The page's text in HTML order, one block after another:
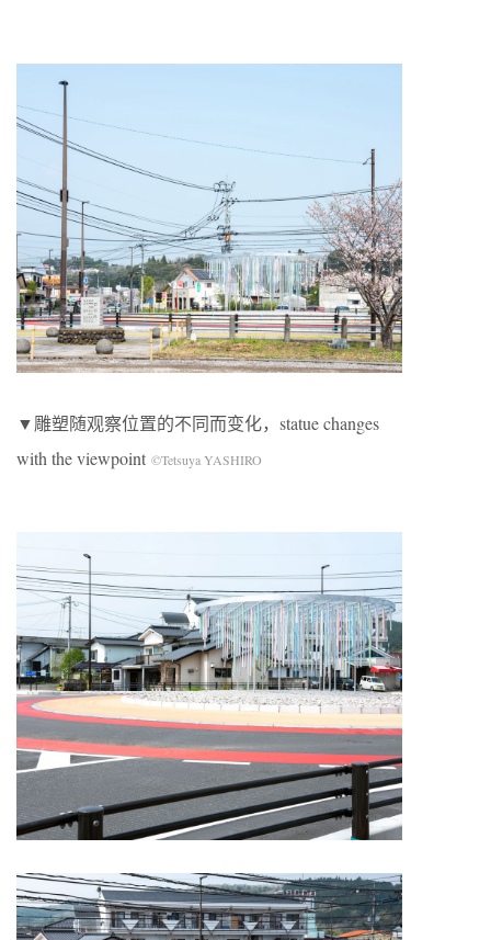
▼雕塑随观察位置的不同而变化，statue changes
with the viewpoint ©Tetsuya YASHIRO